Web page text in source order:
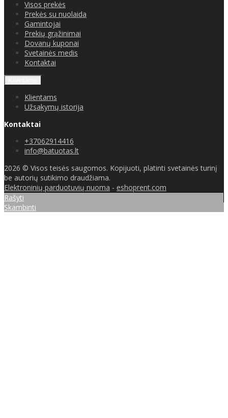
Visos prekės
Prekės su nuolaida
Gamintojai
Prekių grąžinimai
Dovanų kuponai
Svetainės medis
Kontaktai
Klientams
Užsakymų istorija
Kontaktai
+37062914416
info@batuotas.lt
2026 © Visos teisės saugomos. Kopijuoti, platinti svetainės turinį
be autorių sutikimo draudžiama.
Elektroninių parduotuvių nuoma - eshoprent.com
Rašyti
Skambinti